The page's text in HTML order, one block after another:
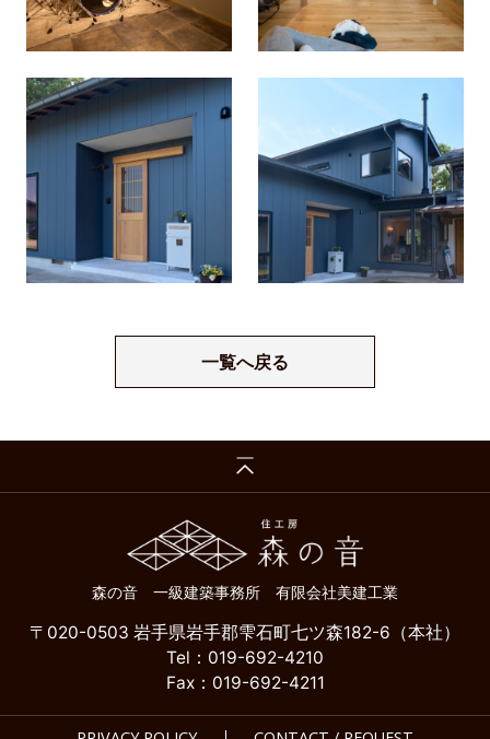
一覧へ戻る
森の音 一級建築事務所 有限会社美建工業
〒020-0503 岩手県岩手郡雫石町七ツ森182-6（本社）
Tel：019-692-4210
Fax：019-692-4211